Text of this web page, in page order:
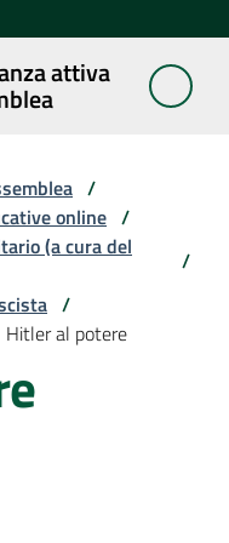
attiva
/
online /
(a cura del
/
/
Hitler al potere